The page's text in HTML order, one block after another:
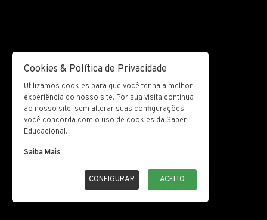
Cookies & Política de Privacidade
Utilizamos cookies para que você tenha a melhor
experiência do nosso site. Por sua visita contínua
ao nosso site, sem alterar suas configurações,
você concorda com o uso de cookies da Saber
Educacional.
Saiba Mais
CONFIGURAR ACEITO